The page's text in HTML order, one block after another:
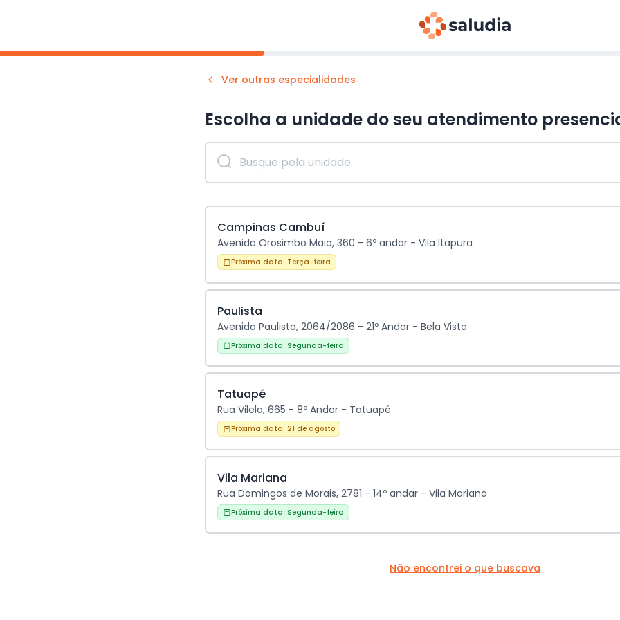
Ver outras especialidades
Escolha a unidade do seu atendimento
Campinas Cambuí
Avenida Orosimbo Maia, 360 - 6º andar - Vila Itapura
Próxima data: Terça-feira
Paulista
Avenida Paulista, 2064/2086 - 21º Andar - Bela Vista
Próxima data: Segunda-feira
Tatuapé
Rua Vilela, 665 - 8º Andar - Tatuapé
Próxima data: 21 de agosto
Vila Mariana
Rua Domingos de Morais, 2781 - 14º andar - Vila Mariana
Próxima data: Segunda-feira
Não encontrei o que buscava